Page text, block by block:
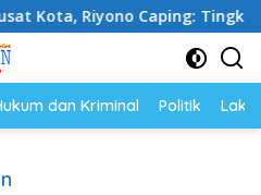
Caping: Tingkatkan
dan Kriminal Politik